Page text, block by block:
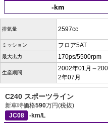
-km
排気量 2597cc
ミッション フロア5AT
最大出力 170ps/5500rpm
生産期間
2002年01月～200
2年07月
C240 スポーツライン
新車時価格590万円(税抜)
JC08
-km/L